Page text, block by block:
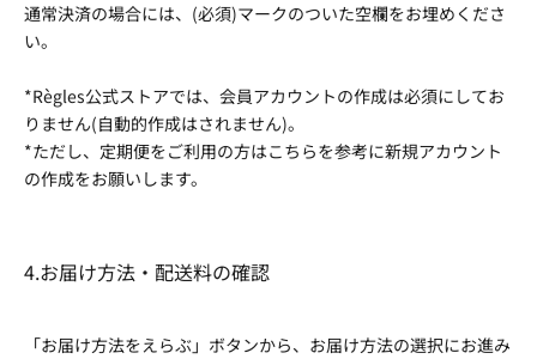
通常決済の場合には、(必須)マークのついた空欄をお埋めくださ
い。
*Règles公式ストアでは、会員アカウントの作成は必須にしてお
りません(自動的作成はされません)。
*ただし、定期便をご利用の方はこちらを参考に新規アカウント
の作成をお願いします。
4.お届け方法・配送料の確認
「お届け方法をえらぶ」ボタンから、お届け方法の選択にお進み